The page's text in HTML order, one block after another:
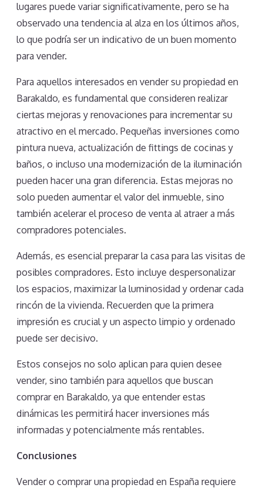
lugares puede variar significativamente, pero se ha
observado una tendencia al alza en los últimos años,
lo que podría ser un indicativo de un buen momento
para vender.
Para aquellos interesados en vender su propiedad en
Barakaldo, es fundamental que consideren realizar
ciertas mejoras y renovaciones para incrementar su
atractivo en el mercado. Pequeñas inversiones como
pintura nueva, actualización de fittings de cocinas y
baños, o incluso una modernización de la iluminación
pueden hacer una gran diferencia. Estas mejoras no
solo pueden aumentar el valor del inmueble, sino
también acelerar el proceso de venta al atraer a más
compradores potenciales.
Además, es esencial preparar la casa para las visitas de
posibles compradores. Esto incluye despersonalizar
los espacios, maximizar la luminosidad y ordenar cada
rincón de la vivienda. Recuerden que la primera
impresión es crucial y un aspecto limpio y ordenado
puede ser decisivo.
Estos consejos no solo aplican para quien desee
vender, sino también para aquellos que buscan
comprar en Barakaldo, ya que entender estas
dinámicas les permitirá hacer inversiones más
informadas y potencialmente más rentables.
Conclusiones
Vender o comprar una propiedad en España requiere